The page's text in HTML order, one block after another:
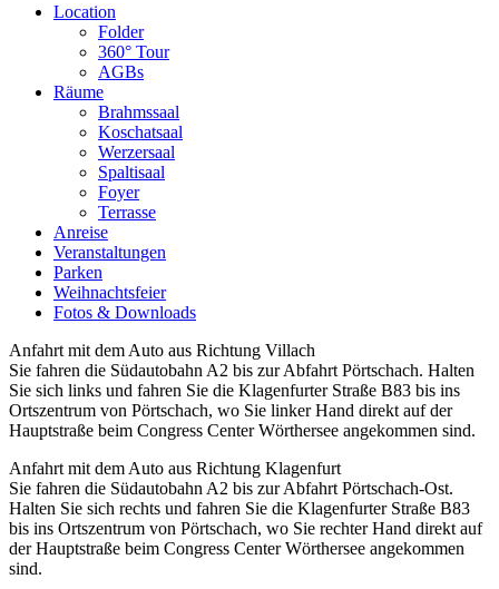
Location
Folder
360° Tour
AGBs
Räume
Brahmssaal
Koschatsaal
Werzersaal
Spaltisaal
Foyer
Terrasse
Anreise
Veranstaltungen
Parken
Weihnachtsfeier
Fotos & Downloads
Anfahrt mit dem Auto aus Richtung Villach
Sie fahren die Südautobahn A2 bis zur Abfahrt Pörtschach. Halten
Sie sich links und fahren Sie die Klagenfurter Straße B83 bis ins
Ortszentrum von Pörtschach, wo Sie linker Hand direkt auf der
Hauptstraße beim Congress Center Wörthersee angekommen sind.
Anfahrt mit dem Auto aus Richtung Klagenfurt
Sie fahren die Südautobahn A2 bis zur Abfahrt Pörtschach-Ost.
Halten Sie sich rechts und fahren Sie die Klagenfurter Straße B83
bis ins Ortszentrum von Pörtschach, wo Sie rechter Hand direkt auf
der Hauptstraße beim Congress Center Wörthersee angekommen
sind.